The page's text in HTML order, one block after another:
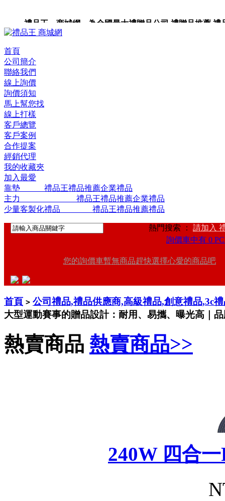
禮品王 商城網 為全國最大禮贈品公司,禮贈品推薦,禮
品包裝,禮品卡,企業禮品,禮品小物,高級禮品,禮品網站。
首頁
公司簡介
聯絡我們
線上詢價
詢價須知
馬上幫您找
線上打樣
客戶總覽
客戶案例
合作提案
經銷代理
我的收藏夾
加入最愛
靠墊 禮品王禮品推薦企業禮品
主力 禮品王禮品推薦企業禮品
少量客製化禮品 禮品王禮品推薦禮品
熱門搜索 ： 請加入
詢價車中有 0
您的詢價車暫無商品趕快選擇心愛的商品吧
首頁 > 公司禮品,禮品供應商,高級禮品,創意禮品,3c
大型運動賽事的贈品設計：耐用、易攜、曝光高｜
熱賣商品 熱賣商品>>
240W 四合